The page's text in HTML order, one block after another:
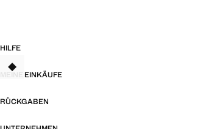
HILFE
MEINE EINKÄUFE
RÜCKGABEN